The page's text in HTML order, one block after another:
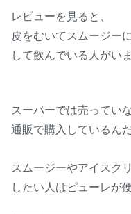
レビューを見ると、
皮をむいてスムージー
して飲んでいる人がいま
スーパーでは売ってい
通販で購入しているんだ
スムージーやアイスク
したい人はピューレが